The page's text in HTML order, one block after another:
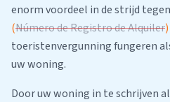
enorm voordeel in de strijd tegen
(Número de Registro de Alquiler)
toeristenvergunning fungeren
uw woning.
Door uw woning in te schrijven